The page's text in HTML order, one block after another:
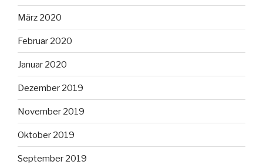
März 2020
Februar 2020
Januar 2020
Dezember 2019
November 2019
Oktober 2019
September 2019